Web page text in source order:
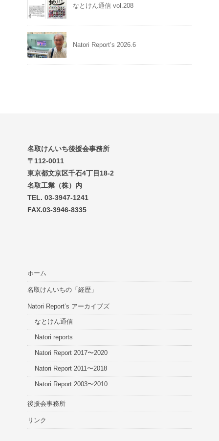
なとけん通信 vol.208
Natori Report’s 2026.6
名取けんいち後援会事務所
〒112-0011
東京都文京区千石4丁目18-2
名取工業（株）内
TEL. 03-3947-1241
FAX.03-3946-8335
ホーム
名取けんいちの「経歴」
Natori Report’s アーカイブズ
なとけん通信
Natori reports
Natori Report 2017〜2020
Natori Report 2011〜2018
Natori Report 2003〜2010
後援会事務所
リンク